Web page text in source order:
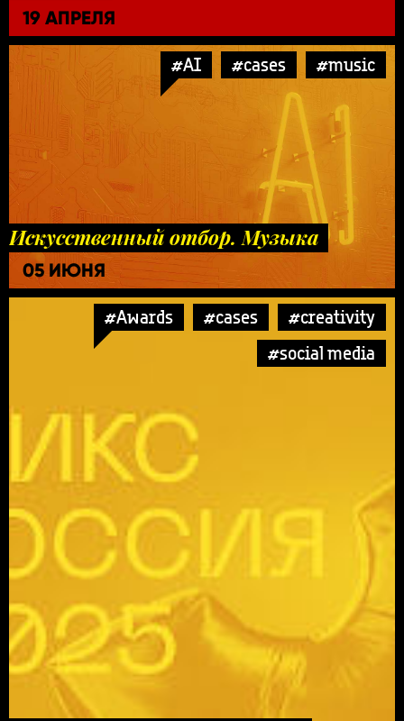
19 АПРЕЛЯ
#AI #cases #music
Искусственный отбор. Музыка
05 ИЮНЯ
#Awards #cases
#creativity
#social media